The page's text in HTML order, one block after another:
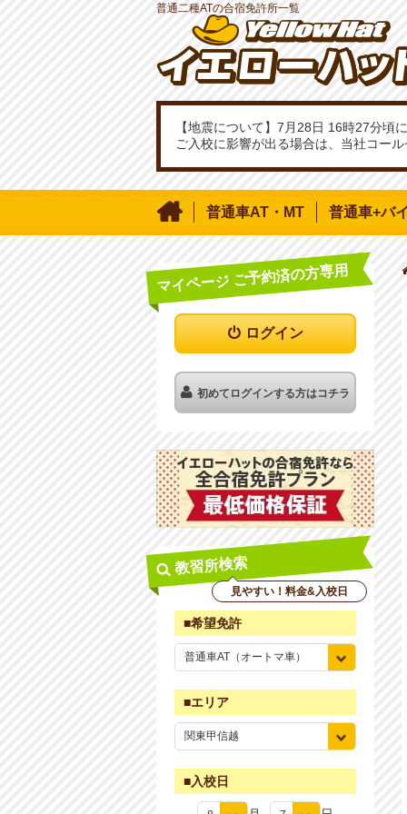
普通二種ATの合宿免許所一覧
【地震について】7月28日 16時27分頃
ご入校に影響が出る場合は、当社コー
 普通車AT・MT 普通車+バ
マイページ ご予約済の方専用
ログイン
初めてログインする方はコチラ
教習所検索
見やすい！料金&入校日
■希望免許
■エリア
■入校日